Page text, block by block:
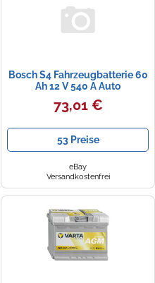
Bosch S4 Fahrzeugbatterie 60
Ah 12 V 540 A Auto
73,01 €
53 Preise
eBay
Versandkostenfrei